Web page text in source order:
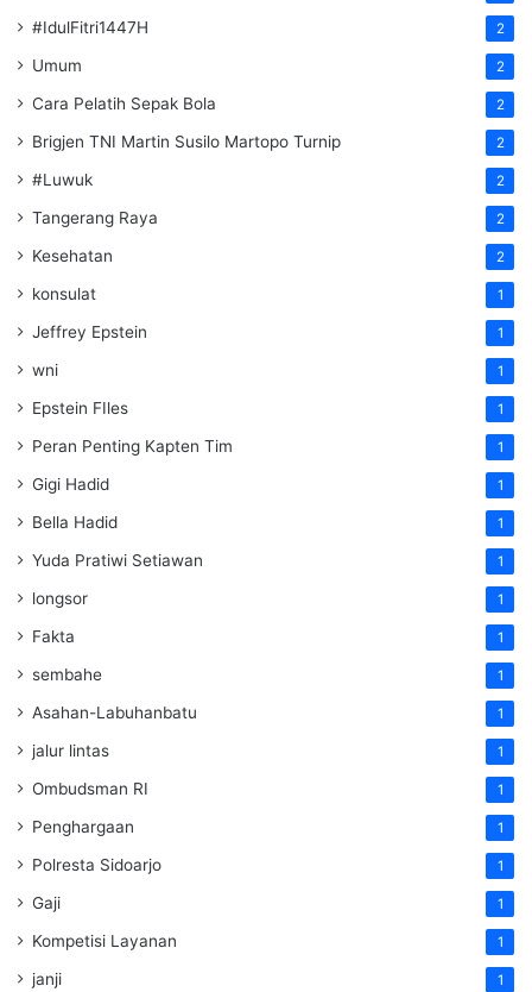
#IdulFitri1447H 2
Umum 2
Cara Pelatih Sepak Bola 2
Brigjen TNI Martin Susilo Martopo Turnip 2
#Luwuk 2
Tangerang Raya 2
Kesehatan 2
konsulat 1
Jeffrey Epstein 1
wni 1
Epstein FIles 1
Peran Penting Kapten Tim 1
Gigi Hadid 1
Bella Hadid 1
Yuda Pratiwi Setiawan 1
longsor 1
Fakta 1
sembahe 1
Asahan-Labuhanbatu 1
jalur lintas 1
Ombudsman RI 1
Penghargaan 1
Polresta Sidoarjo 1
Gaji 1
Kompetisi Layanan 1
janji 1